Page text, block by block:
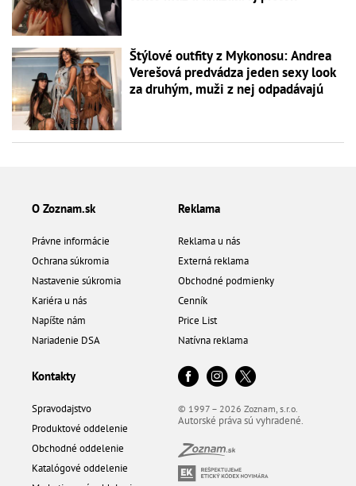
Štýlové outfity z Mykonosu: Andrea
Verešová predvádza jeden sexy look
za druhým, muži z nej odpadávajú
O Zoznam.sk
Právne informácie
Ochrana súkromia
Nastavenie súkromia
Kariéra u nás
Napíšte nám
Nariadenie DSA
Reklama
Reklama u nás
Externá reklama
Obchodné podmienky
Cenník
Price List
Natívna reklama
Kontakty
Spravodajstvo
Produktové oddelenie
Obchodné oddelenie
Katalógové oddelenie
© 1997 – 2026 Zoznam, s.r.o.
Autorské práva sú vyhradené.